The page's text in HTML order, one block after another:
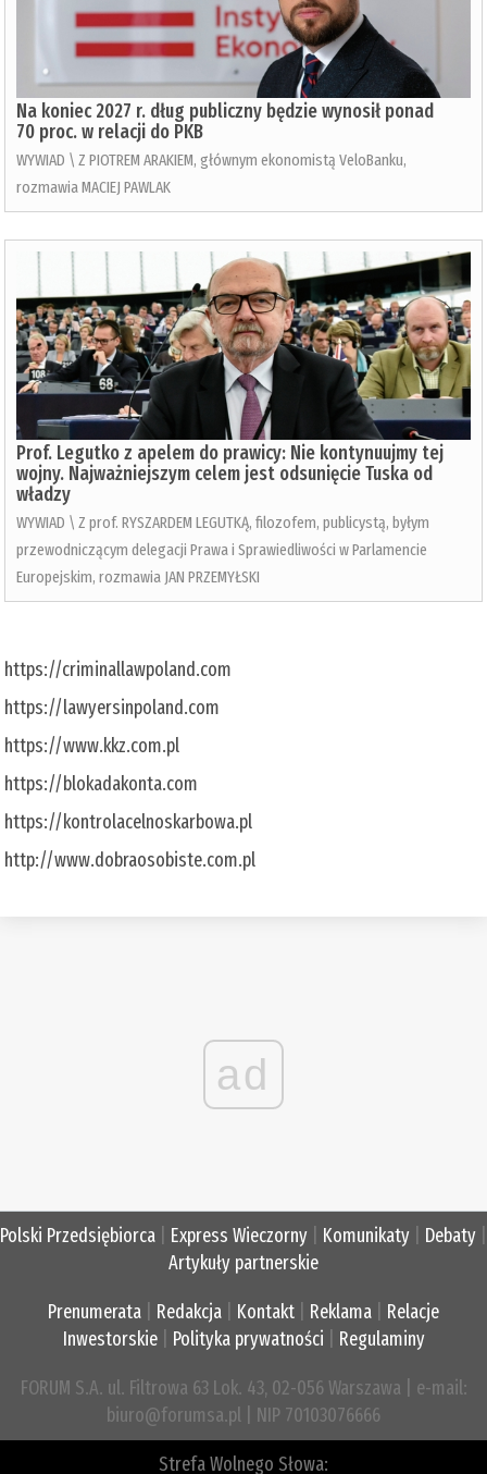
Na koniec 2027 r. dług publiczny będzie wynosił ponad
70 proc. w relacji do PKB
WYWIAD \ Z PIOTREM ARAKIEM, głównym ekonomistą VeloBanku,
rozmawia MACIEJ PAWLAK
Prof. Legutko z apelem do prawicy: Nie kontynuujmy tej
wojny. Najważniejszym celem jest odsunięcie Tuska od
władzy
WYWIAD \ Z prof. RYSZARDEM LEGUTKĄ, filozofem, publicystą, byłym
przewodniczącym delegacji Prawa i Sprawiedliwości w Parlamencie
Europejskim, rozmawia JAN PRZEMYŁSKI
https://criminallawpoland.com
https://lawyersinpoland.com
https://www.kkz.com.pl
https://blokadakonta.com
https://kontrolacelnoskarbowa.pl
http://www.dobraosobiste.com.pl
ad
Polski Przedsiębiorca Express Wieczorny Komunikaty Debaty
Artykuły partnerskie
Prenumerata Redakcja Kontakt Reklama
Relacje
Inwestorskie| Polityka prywatności Regulaminy
FORUM S.A. ul. Filtrowa 63 Lok. 43, 02-056 Warszawa | e-mail:
biuro@forumsa.pl | NIP 70103076666
Strefa Wolnego Słowa: